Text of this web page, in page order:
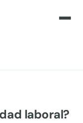
laboral?